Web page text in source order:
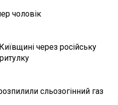
чоловік
через російську
сльозогінний газ